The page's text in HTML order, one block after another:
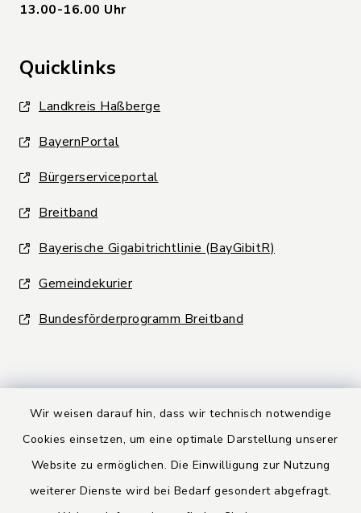
Wir weisen darauf hin, dass wir technisch notwendige
Cookies einsetzen, um eine optimale Darstellung unserer
Website zu ermöglichen. Die Einwilligung zur Nutzung
weiterer Dienste wird bei Bedarf gesondert abgefragt.
13.00-16.00 Uhr
Quicklinks
Landkreis Haßberge
BayernPortal
Bürgerserviceportal
Breitband
Bayerische Gigabitrichtlinie (BayGibitR)
Gemeindekurier
Bundesförderprogramm Breitband
Kontakt